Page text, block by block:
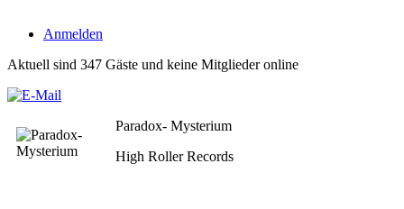
Anmelden
Aktuell sind 347 Gäste und keine Mitglieder online
Paradox- Mysterium
High Roller Records